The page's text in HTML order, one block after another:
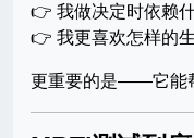
👉 我做决定时依赖
👉 我更喜欢怎样的
更重要的是——它能